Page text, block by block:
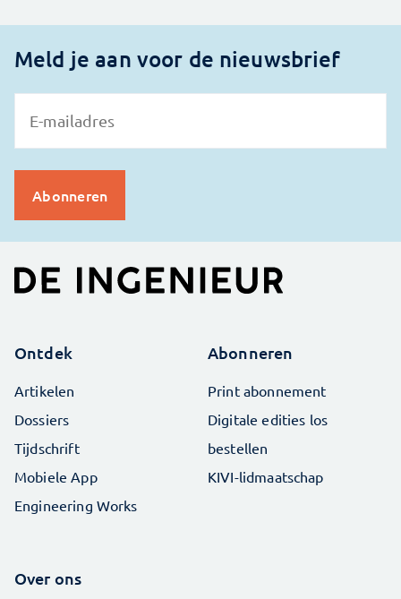
Meld je aan voor de nieuwsbrief
Ontdek
Artikelen
Dossiers
Tijdschrift
Mobiele App
Engineering Works
Abonneren
Print abonnement
Digitale edities los
bestellen
KIVI-lidmaatschap
Over ons